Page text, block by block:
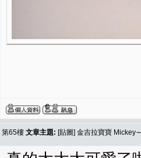
第65樓 文章主題: [貼圖] 金吉拉寶寶